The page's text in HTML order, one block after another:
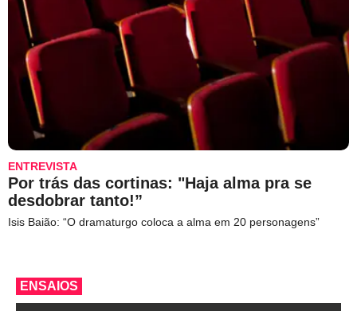
ENTREVISTA
Por trás das cortinas: "Haja alma pra se
desdobrar tanto!”
Isis Baião: “O dramaturgo coloca a alma em 20 personagens”
ENSAIOS